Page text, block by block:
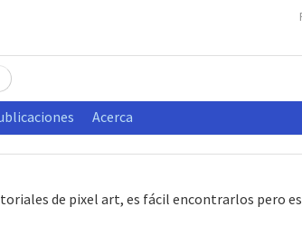
Acerca
de pixel art, es fácil encontrarlos pero